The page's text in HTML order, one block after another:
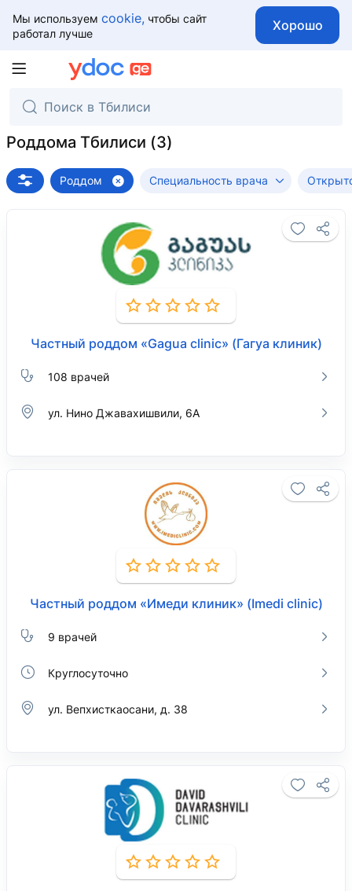
Мы используем cookie, чтобы сайт
работал лучше
Хорошо
Роддома Тбилиси
Роддом Специальность врача
Частный роддом «Gagua clinic» (Гагуа клиник)
108 врачей
ул. Нино Джавахишвили, 6А
Частный роддом «Имеди клиник» (Imedi clinic)
9 врачей
Круглосуточно
ул. Вепхисткаосани, д. 38